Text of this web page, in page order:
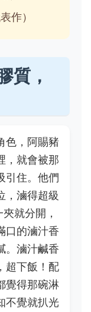
作）
質，
色，阿賜豬
，就會被那
引住。他們
，滷得超級
就分開，
口的滷汁香
。滷汁鹹香
超下飯！配
覺得那碗淋
不覺就扒光